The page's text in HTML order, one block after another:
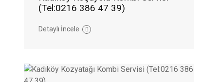
(Tel:0216 386 47 39)
Detaylı İncele